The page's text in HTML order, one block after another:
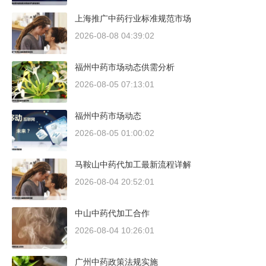
上海推广中药行业标准规范市场
2026-08-08 04:39:02
福州中药市场动态供需分析
2026-08-05 07:13:01
福州中药市场动态
2026-08-05 01:00:02
马鞍山中药代加工最新流程详解
2026-08-04 20:52:01
中山中药代加工合作
2026-08-04 10:26:01
广州中药政策法规实施